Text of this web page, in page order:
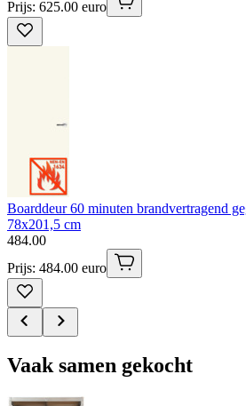
Prijs: 625.00 euro
Boarddeur 60 minuten brandvertragend
78x201,5 cm
484.00
Prijs: 484.00 euro
Vaak samen gekocht